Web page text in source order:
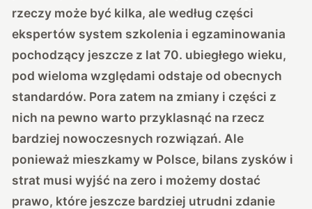
rzeczy może być kilka, ale według części
ekspertów system szkolenia i egzaminowania
pochodzący jeszcze z lat 70. ubiegłego wieku,
pod wieloma względami odstaje od obecnych
standardów. Pora zatem na zmiany i części z
nich na pewno warto przyklasnąć na rzecz
bardziej nowoczesnych rozwiązań. Ale
ponieważ mieszkamy w Polsce, bilans zysków i
strat musi wyjść na zero i możemy dostać
prawo, które jeszcze bardziej utrudni zdanie